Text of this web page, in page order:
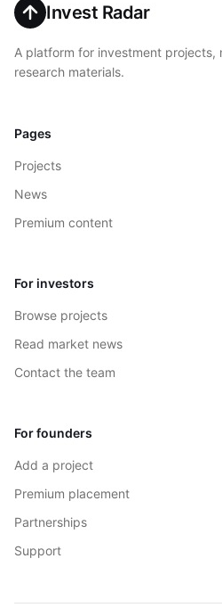
Invest Radar
A platform for investment projects,
research materials.
Pages
Projects
News
Premium content
For investors
Browse projects
Read market news
Contact the team
For founders
Add a project
Premium placement
Partnerships
Support